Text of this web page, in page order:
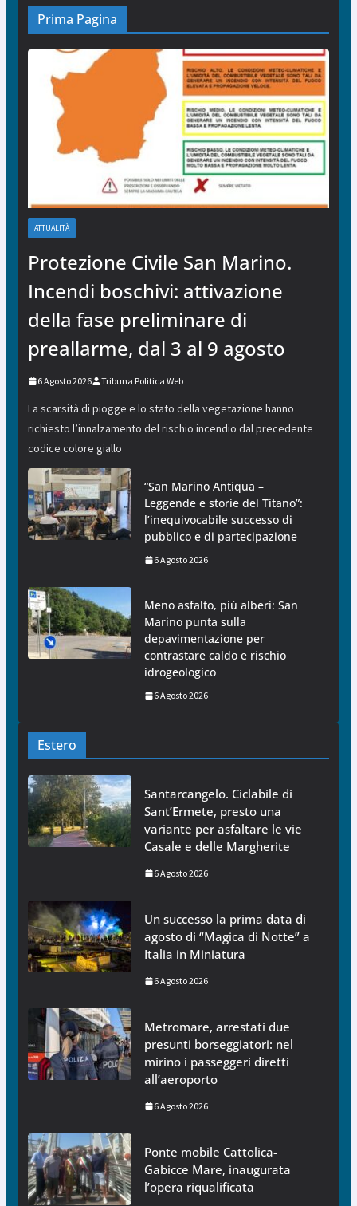
Prima Pagina
ATTUALITÀ
Protezione Civile San Marino.
Incendi boschivi: attivazione
della fase preliminare di
preallarme, dal 3 al 9 agosto
6 Agosto 2026 Tribuna Politica Web
La scarsità di piogge e lo stato della vegetazione hanno
richiesto l’innalzamento del rischio incendio dal precedente
codice colore giallo
“San Marino Antiqua –
Leggende e storie del Titano”:
l’inequivocabile successo di
pubblico e di partecipazione
6 Agosto 2026
Meno asfalto, più alberi: San
Marino punta sulla
depavimentazione per
contrastare caldo e rischio
idrogeologico
6 Agosto 2026
Estero
Santarcangelo. Ciclabile di
Sant’Ermete, presto una
variante per asfaltare le vie
Casale e delle Margherite
6 Agosto 2026
Un successo la prima data di
agosto di “Magica di Notte” a
Italia in Miniatura
6 Agosto 2026
Metromare, arrestati due
presunti borseggiatori: nel
mirino i passeggeri diretti
all’aeroporto
6 Agosto 2026
Ponte mobile Cattolica-
Gabicce Mare, inaugurata
l’opera riqualificata